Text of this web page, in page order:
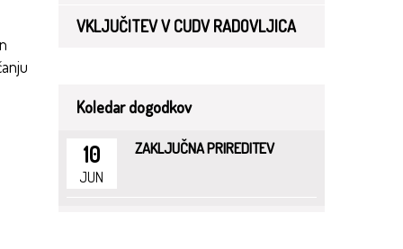
VKLJUČITEV V CUDV RADOVLJICA
Koledar dogodkov
10
JUN
ZAKLJUČNA PRIREDITEV